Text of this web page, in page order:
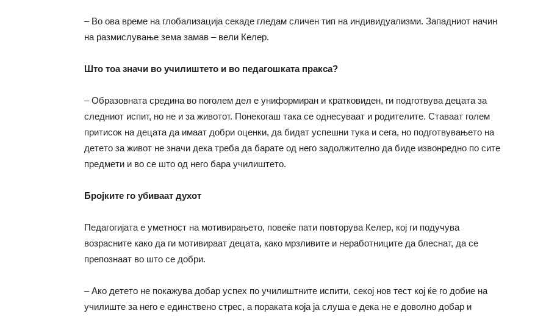
– Во ова време на глобализација секаде гледам сличен тип на индивидуализми. Западниот начин
на размислување зема замав – вели Келер.
Што тоа значи во училиштето и во педагошката пракса?
– Образовната средина во поголем дел е униформиран и кратковиден, ги подготвува децата за
следниот испит, но не и за животот. Понекогаш така се однесуваат и родителите. Ставаат голем
притисок на децата да имаат добри оценки, да бидат успешни тука и сега, но подготвувањето на
детето за живот не значи дека треба да барате од него задолжително да биде извонредно по сите
предмети и во се што од него бара училиштето.
Бројките го убиваат духот
Педагогијата е уметност на мотивирањето, повеќе пати повторува Келер, кој ги подучува
возрасните како да ги мотивираат децата, како мрзливите и неработниците да блеснат, да се
препознаат во што се добри.
– Ако детето не покажува добар успех по училиштните испити, секој нов тест кој ќе го добие на
училиште за него е единствено стрес, а пораката која ја слуша е дека не е доволно добар и